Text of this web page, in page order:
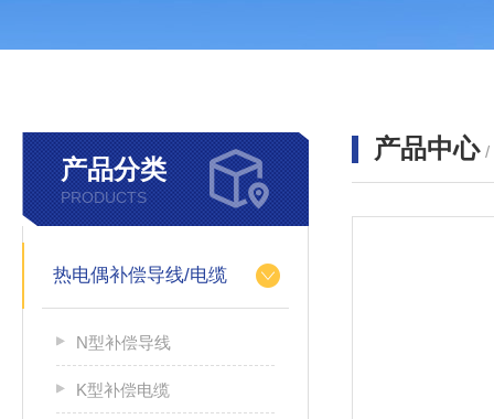
产品分类
PRODUCTS
热电偶补偿导线/电缆
N型补偿导线
K型补偿电缆
产品中心 /